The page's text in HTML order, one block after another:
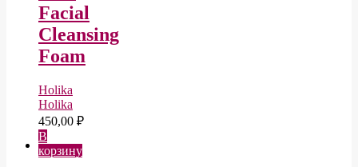
Facial
Cleansing
Foam
Holika
Holika
450,00 ₽
В
корзину